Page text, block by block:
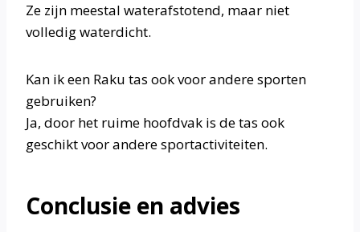
Ze zijn meestal waterafstotend, maar niet
volledig waterdicht.
Kan ik een Raku tas ook voor andere sporten
gebruiken?
Ja, door het ruime hoofdvak is de tas ook
geschikt voor andere sportactiviteiten.
Conclusie en advies